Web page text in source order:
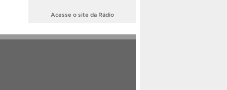
Acesse o site da Rádio